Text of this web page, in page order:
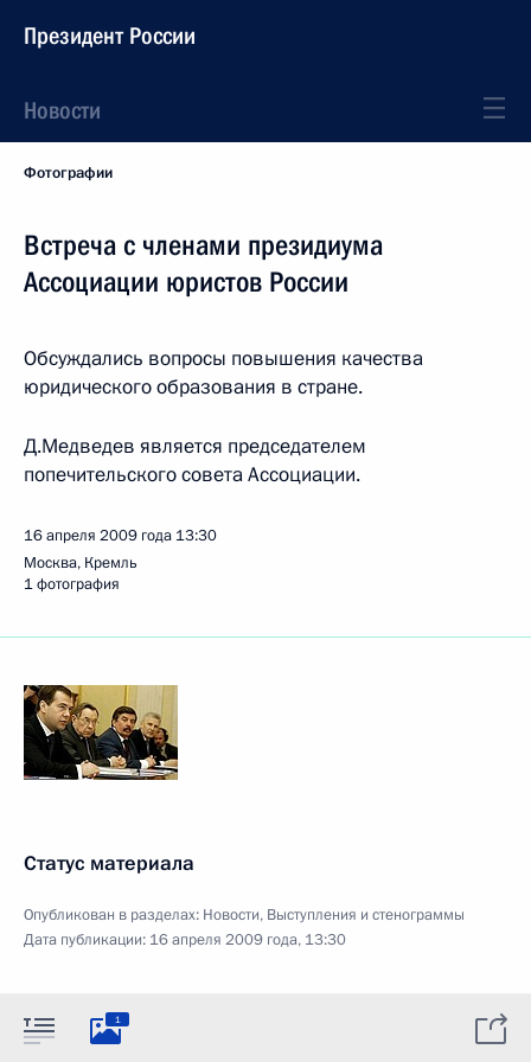
Президент России
Новости
Фотографии
Встреча с членами президиума
Ассоциации юристов России
Обсуждались вопросы повышения качества
юридического образования в стране.
Д.Медведев является председателем
попечительского совета Ассоциации.
16 апреля 2009 года 13:30
Москва, Кремль
1 фотография
Статус материала
Опубликован в разделах: Новости, Выступления и стенограммы
Дата публикации: 16 апреля 2009 года, 13:30
1